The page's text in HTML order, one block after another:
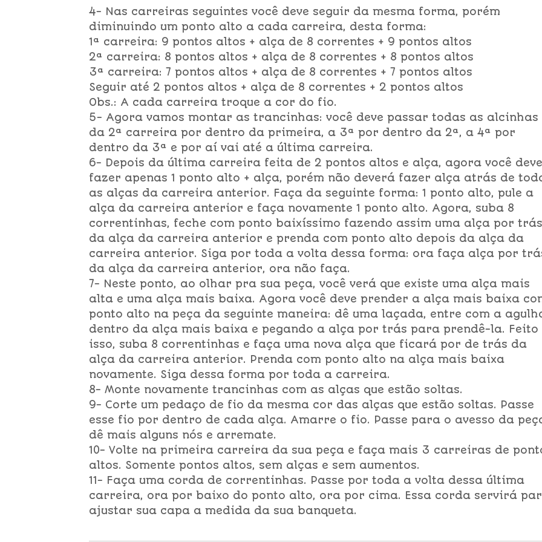
4- Nas carreiras seguintes você deve seguir da mesma forma, porém
diminuindo um ponto alto a cada carreira, desta forma:
1ª carreira: 9 pontos altos + alça de 8 correntes + 9 pontos altos
2ª carreira: 8 pontos altos + alça de 8 correntes + 8 pontos altos
3ª carreira: 7 pontos altos + alça de 8 correntes + 7 pontos altos
Seguir até 2 pontos altos + alça de 8 correntes + 2 pontos altos
Obs.: A cada carreira troque a cor do fio.
5- Agora vamos montar as trancinhas: você deve passar todas as alcinhas
da 2ª carreira por dentro da primeira, a 3ª por dentro da 2ª, a 4ª por
dentro da 3ª e por aí vai até a última carreira.
6- Depois da última carreira feita de 2 pontos altos e alça, agora você deve
fazer apenas 1 ponto alto + alça, porém não deverá fazer alça atrás de
as alças da carreira anterior. Faça da seguinte forma: 1 ponto alto, pule a
alça da carreira anterior e faça novamente 1 ponto alto. Agora, suba 8
correntinhas, feche com ponto baixíssimo fazendo assim uma alça por trás
da alça da carreira anterior e prenda com ponto alto depois da alça da
carreira anterior. Siga por toda a volta dessa forma: ora faça alça por
da alça da carreira anterior, ora não faça.
7- Neste ponto, ao olhar pra sua peça, você verá que existe uma alça mais
alta e uma alça mais baixa. Agora você deve prender a alça mais baixa
ponto alto na peça da seguinte maneira: dê uma laçada, entre com a
dentro da alça mais baixa e pegando a alça por trás para prendê-la. Feito
isso, suba 8 correntinhas e faça uma nova alça que ficará por de trás da
alça da carreira anterior. Prenda com ponto alto na alça mais baixa
novamente. Siga dessa forma por toda a carreira.
8- Monte novamente trancinhas com as alças que estão soltas.
9- Corte um pedaço de fio da mesma cor das alças que estão soltas. Passe
esse fio por dentro de cada alça. Amarre o fio. Passe para o avesso da
dê mais alguns nós e arremate.
10- Volte na primeira carreira da sua peça e faça mais 3 carreiras de
altos. Somente pontos altos, sem alças e sem aumentos.
11- Faça uma corda de correntinhas. Passe por toda a volta dessa última
carreira, ora por baixo do ponto alto, ora por cima. Essa corda servirá
ajustar sua capa a medida da sua banqueta.